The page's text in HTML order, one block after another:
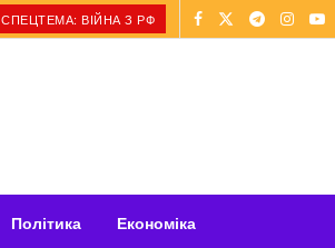
СПЕЦТЕМА: ВІЙНА З РФ
Політика Економіка